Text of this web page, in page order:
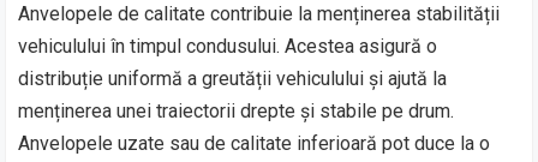
Anvelopele de calitate contribuie la menținerea stabilității
vehiculului în timpul condusului. Acestea asigură o
distribuție uniformă a greutății vehiculului și ajută la
menținerea unei traiectorii drepte și stabile pe drum.
Anvelopele uzate sau de calitate inferioară pot duce la o